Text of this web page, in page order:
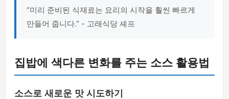
“미리 준비된 식재료는 요리의 시작을 훨씬 빠르게
만들어 줍니다.” - 고래식당 셰프
집밥에 색다른 변화를 주는 소스 활용법
소스로 새로운 맛 시도하기